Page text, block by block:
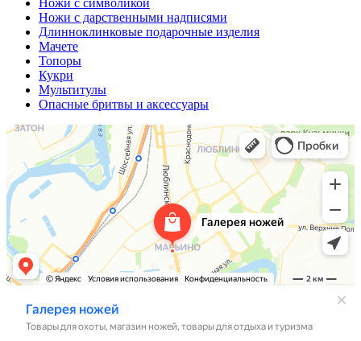
Ножи с символикой
Ножи с дарственными надписями
Длинноклинковые подарочные изделия
Мачете
Топоры
Кукри
Мультитулы
Опасные бритвы и аксессуары